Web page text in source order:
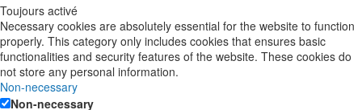
Toujours activé
Necessary cookies are absolutely essential for the website to function
properly. This category only includes cookies that ensures basic
functionalities and security features of the website. These cookies do
not store any personal information.
Non-necessary
Non-necessary